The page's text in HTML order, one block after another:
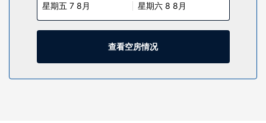
物业设施
到全方位服务的 SPA 放松一下；在这里，您可以享受按摩、身
体护理和面部护理。如果想要休闲地度假，可好好利用热水浴
商场。
星期五 7 8月 星期六 8 8月
查看空房情况